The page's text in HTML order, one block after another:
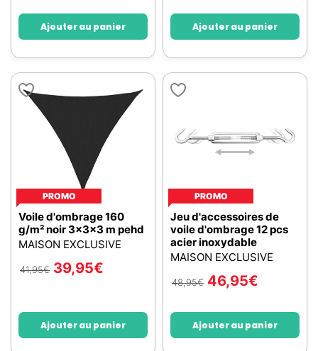
Ajouter au panier Ajouter au panier
PROMO
Voile d'ombrage 160
g/m² noir 3x3x3 m pehd
MAISON EXCLUSIVE
41,95€ 39,95€
Ajouter au panier
PROMO
Jeu d'accessoires de
voile d'ombrage 12 pcs
acier inoxydable
MAISON EXCLUSIVE
48,95€ 46,95€
Ajouter au panier